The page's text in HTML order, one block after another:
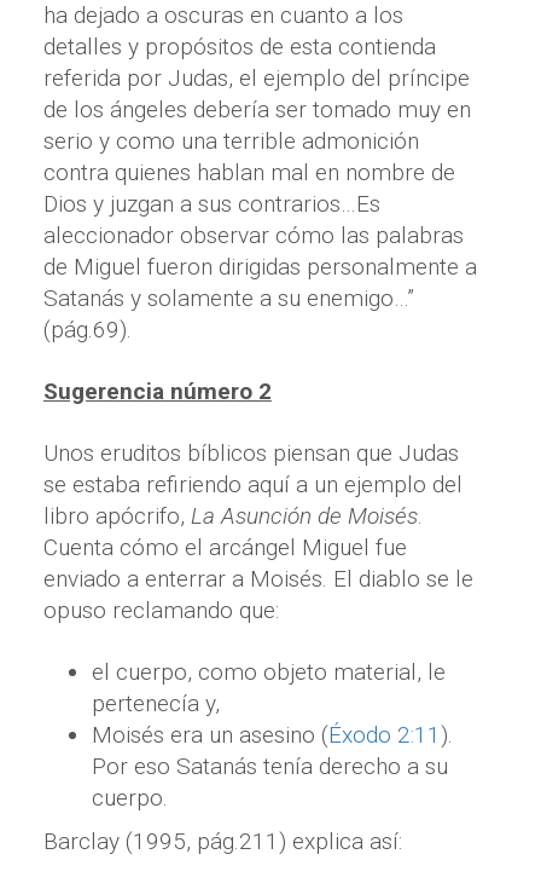
ha dejado a oscuras en cuanto a los
detalles y propósitos de esta contienda
referida por Judas, el ejemplo del príncipe
de los ángeles debería ser tomado muy en
serio y como una terrible admonición
contra quienes hablan mal en nombre de
Dios y juzgan a sus contrarios…Es
aleccionador observar cómo las palabras
de Miguel fueron dirigidas personalmente a
Satanás y solamente a su enemigo…”
(pág.69).
Sugerencia número 2
Unos eruditos bíblicos piensan que Judas
se estaba refiriendo aquí a un ejemplo del
libro apócrifo, La Asunción de Moisés.
Cuenta cómo el arcángel Miguel fue
enviado a enterrar a Moisés. El diablo se le
opuso reclamando que:
el cuerpo, como objeto material, le
pertenecía y,
Moisés era un asesino (Éxodo 2:11 ).
Por eso Satanás tenía derecho a su
cuerpo.
Barclay (1995, pág.211) explica así: